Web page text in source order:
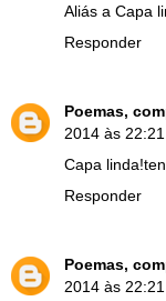
Aliás a Capa
Responder
Poemas,
2014 às 22:21
Capa
Responder
Poemas,
2014 às 22:21